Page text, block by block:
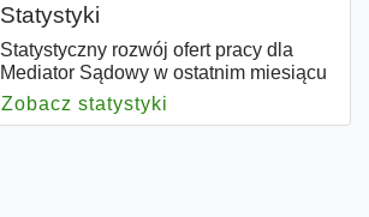
Statystyki
Statystyczny rozwój ofert pracy dla
Mediator Sądowy w ostatnim miesiącu
Zobacz statystyki